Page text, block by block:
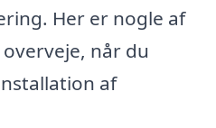
Her er nogle af
når du
af